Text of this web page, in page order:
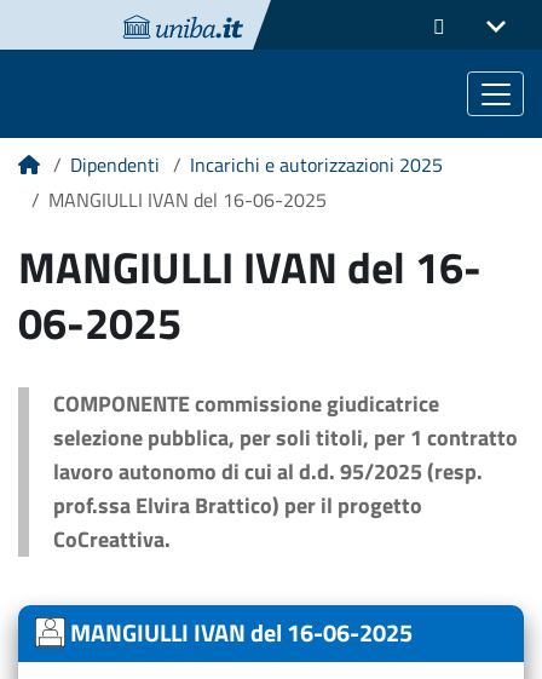
HomeDipendenti
Incarichi e autorizzazioni 2025
MANGIULLI IVAN del 16-06-2025
MANGIULLI IVAN del 16-
06-2025
COMPONENTE commissione giudicatrice
selezione pubblica, per soli titoli, per 1 contratto
lavoro autonomo di cui al d.d. 95/2025 (resp.
prof.ssa Elvira Brattico) per il progetto
CoCreattiva.
MANGIULLI IVAN del 16-06-2025